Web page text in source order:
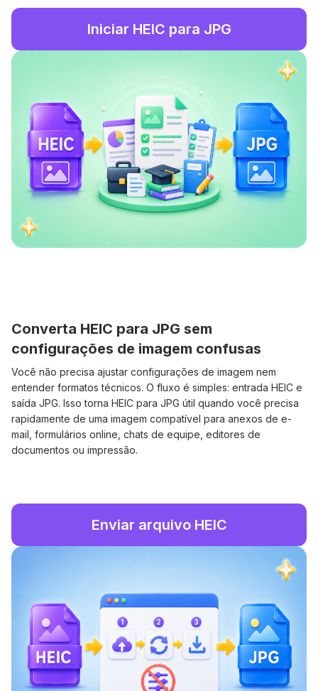
Iniciar HEIC para JPG
Converta HEIC para JPG sem
configurações de imagem confusas
Você não precisa ajustar configurações de imagem nem
entender formatos técnicos. O fluxo é simples: entrada HEIC e
saída JPG. Isso torna HEIC para JPG útil quando você precisa
rapidamente de uma imagem compatível para anexos de e-
mail, formulários online, chats de equipe, editores de
documentos ou impressão.
Enviar arquivo HEIC